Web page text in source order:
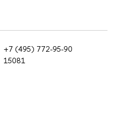
+7 (495) 772-95-90
15081